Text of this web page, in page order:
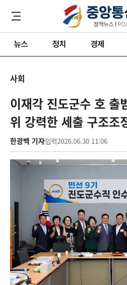
뉴스 정치 경제
사회
이재각 진도군수 호
위 강력한 세출 구조조
한광백 기자입력2026.06.30 11:06